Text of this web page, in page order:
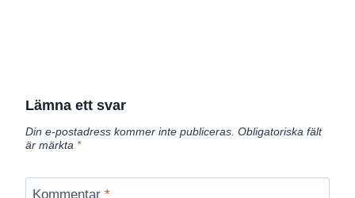
Lämna ett svar
Din e-postadress kommer inte publiceras. Obligatoriska fält
är märkta *
Kommentar *